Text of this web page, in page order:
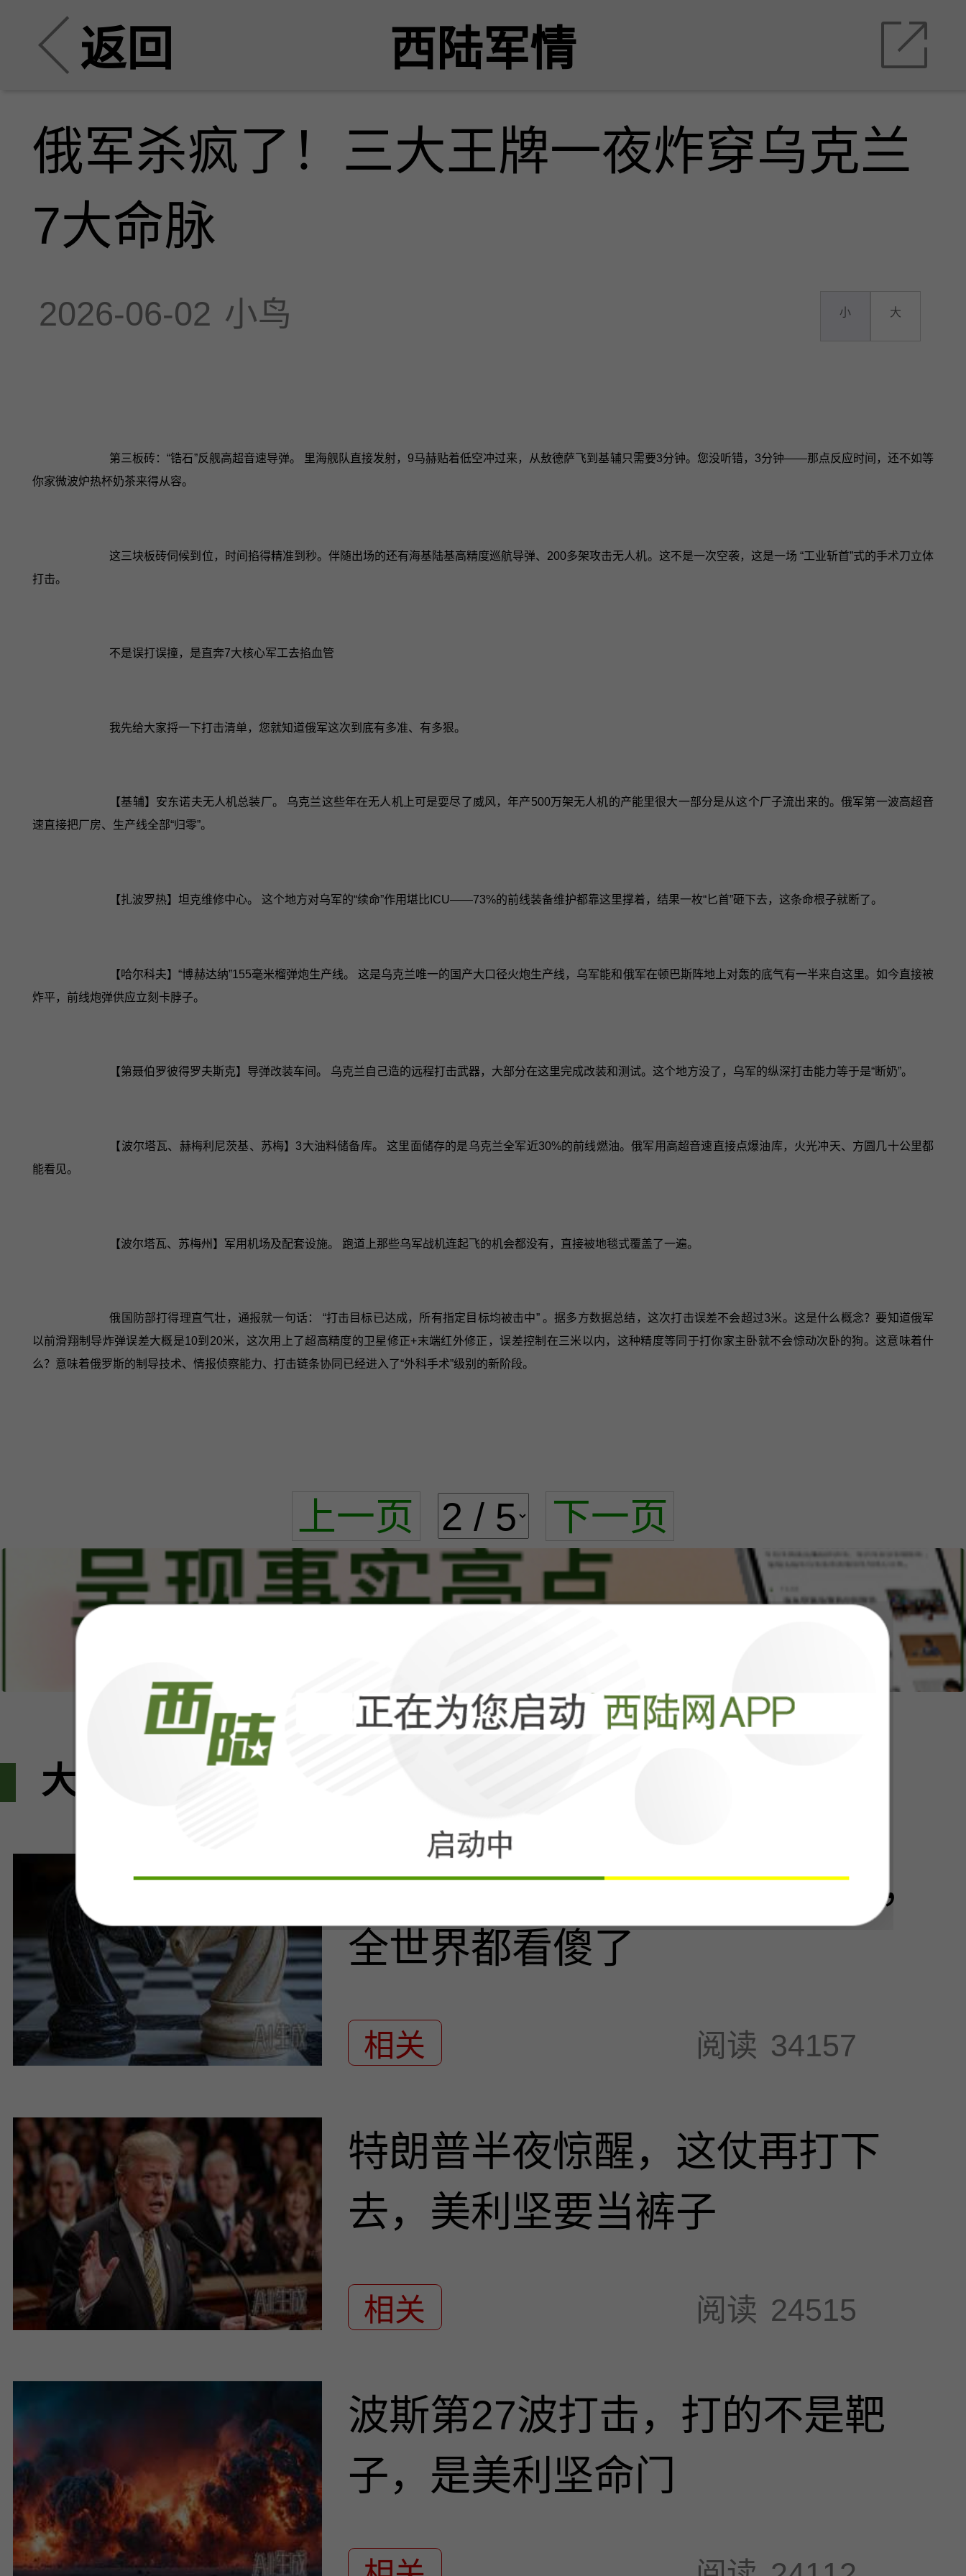
返回 西陆军情
俄军杀疯了！三大王牌一夜炸穿乌克兰
7大命脉
2026-06-02 小鸟 小 大
第三板砖：“锆石”反舰高超音速导弹。 里海舰队直接发射，9马赫贴着低空冲过来，从敖德萨飞到基辅只需要3分钟。您没听错，3分钟——那点反应时间，还不如等
你家微波炉热杯奶茶来得从容。
这三块板砖伺候到位，时间掐得精准到秒。伴随出场的还有海基陆基高精度巡航导弹、200多架攻击无人机。这不是一次空袭，这是一场 “工业斩首”式的手术刀立体
打击。
不是误打误撞，是直奔7大核心军工去掐血管
我先给大家捋一下打击清单，您就知道俄军这次到底有多准、有多狠。
【基辅】安东诺夫无人机总装厂。 乌克兰这些年在无人机上可是耍尽了威风，年产500万架无人机的产能里很大一部分是从这个厂子流出来的。俄军第一波高超音
速直接把厂房、生产线全部“归零”。
【扎波罗热】坦克维修中心。 这个地方对乌军的“续命”作用堪比ICU——73%的前线装备维护都靠这里撑着，结果一枚“匕首”砸下去，这条命根子就断了。
【哈尔科夫】“博赫达纳”155毫米榴弹炮生产线。 这是乌克兰唯一的国产大口径火炮生产线，乌军能和俄军在顿巴斯阵地上对轰的底气有一半来自这里。如今直接被
炸平，前线炮弹供应立刻卡脖子。
【第聂伯罗彼得罗夫斯克】导弹改装车间。 乌克兰自己造的远程打击武器，大部分在这里完成改装和测试。这个地方没了，乌军的纵深打击能力等于是“断奶”。
【波尔塔瓦、赫梅利尼茨基、苏梅】3大油料储备库。 这里面储存的是乌克兰全军近30%的前线燃油。俄军用高超音速直接点爆油库，火光冲天、方圆几十公里都
能看见。
【波尔塔瓦、苏梅州】军用机场及配套设施。 跑道上那些乌军战机连起飞的机会都没有，直接被地毯式覆盖了一遍。
俄国防部打得理直气壮，通报就一句话： “打击目标已达成，所有指定目标均被击中” 。据多方数据总结，这次打击误差不会超过3米。这是什么概念？要知道俄军
以前滑翔制导炸弹误差大概是10到20米，这次用上了超高精度的卫星修正+末端红外修正，误差控制在三米以内，这种精度等同于打你家主卧就不会惊动次卧的狗。这意味着什
么？意味着俄罗斯的制导技术、情报侦察能力、打击链条协同已经进入了“外科手术”级别的新阶段。
上一页 下一页
大家都在看
美国对盟友捅刀！中国这步棋，
全世界都看傻了
相关 阅读 34157
特朗普半夜惊醒，这仗再打下
去，美利坚要当裤子
相关 阅读 24515
波斯第27波打击，打的不是靶
子，是美利坚命门